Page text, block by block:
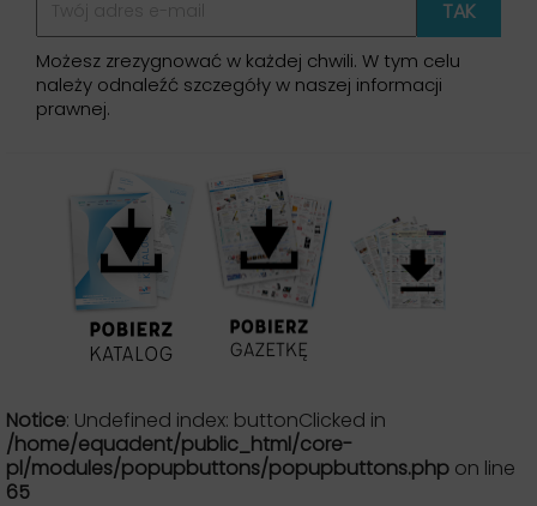
Możesz zrezygnować w każdej chwili. W tym celu
należy odnaleźć szczegóły w naszej informacji
prawnej.
Notice: Undefined index: buttonClicked in
/home/equadent/public_html/core-
pl/modules/popupbuttons/popupbuttons.php on line
65